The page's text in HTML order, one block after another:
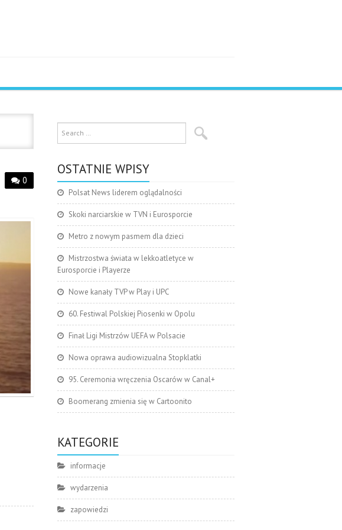
0
OSTATNIE WPISY
Polsat News liderem oglądalności
Skoki narciarskie w TVN i Eurosporcie
Metro z nowym pasmem dla dzieci
Mistrzostwa świata w lekkoatletyce w
Eurosporcie i Playerze
Nowe kanały TVP w Play i UPC
60. Festiwal Polskiej Piosenki w Opolu
Finał Ligi Mistrzów UEFA w Polsacie
Nowa oprawa audiowizualna Stopklatki
95. Ceremonia wręczenia Oscarów w Canal+
Boomerang zmienia się w Cartoonito
KATEGORIE
informacje
wydarzenia
zapowiedzi